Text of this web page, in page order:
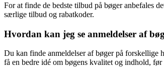
For at finde de bedste tilbud på bøger anbefales
særlige tilbud og rabatkoder.
Hvordan kan jeg se anmeldelser af
Du kan finde anmeldelser af bøger på forskellige
få en bedre idé om bøgens kvalitet og indhold, før